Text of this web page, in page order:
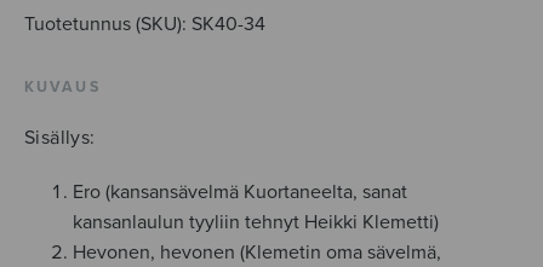
Tuotetunnus (SKU): SK40-34
KUVAUS
Sisällys:
Ero (kansansävelmä Kuortaneelta, sanat
kansanlaulun tyyliin tehnyt Heikki Klemetti)
Hevonen, hevonen (Klemetin oma sävelmä,